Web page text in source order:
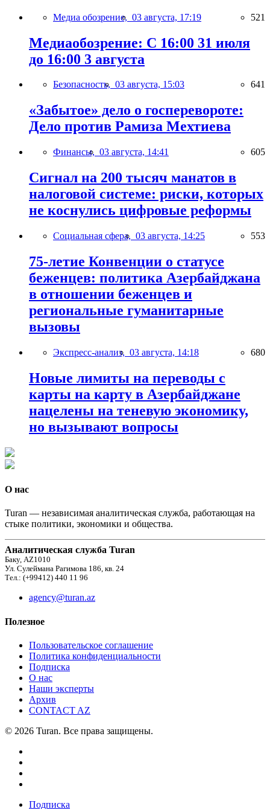
Медиа обозрение, 03 августа, 17:19 521
Медиаобозрение: С 16:00 31 июля
до 16:00 3 августа
Безопасность, 03 августа, 15:03 641
«Забытое» дело о госперевороте:
Дело против Рамиза Мехтиева
Финансы, 03 августа, 14:41 605
Сигнал на 200 тысяч манатов в
налоговой системе: риски, которых
не коснулись цифровые реформы
Социальная сфера, 03 августа, 14:25 553
75-летие Конвенции о статусе
беженцев: политика Азербайджана
в отношении беженцев и
региональные гуманитарные
вызовы
Экспресс-анализ, 03 августа, 14:18 680
Новые лимиты на переводы с
карты на карту в Азербайджане
нацелены на теневую экономику,
но вызывают вопросы
О нас
Turan — независимая аналитическая служба, работающая на
стыке политики, экономики и общества.
Аналитическая служба Turan
Баку, AZ1010
Ул. Сулеймана Рагимова 186, кв. 24
Тел.: (+99412) 440 11 96
agency@turan.az
Полезное
Пользовательское соглашение
Политика конфиденциальности
Подписка
О нас
Наши эксперты
Архив
CONTACT AZ
© 2026 Turan. Все права защищены.
Подписка